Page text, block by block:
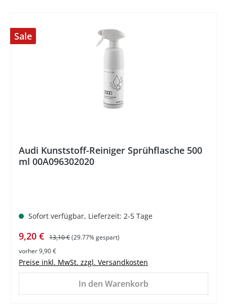
Sale
Audi Kunststoff-Reiniger Sprühflasche 500
ml 00A096302020
Sofort verfügbar, Lieferzeit: 2-5 Tage
Verkaufspreis:
9,20 € Regulärer Preis:
13,10 €(29.77% gespart)
vorher 9,90 €
Preise inkl. MwSt. zzgl. Versandkosten
In den Warenkorb